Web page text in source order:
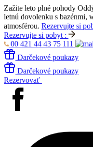
Zažite leto plné pohody
letnú dovolenku s bazénmi,
atmosférou. Rezervujte si
Rezervujte si pobyt :
00 421 44 43 75 111
Darčekové poukazy
Darčekové poukazy
Rezervovať